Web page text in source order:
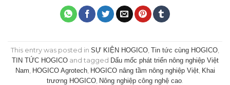
This entry was posted in SỰ KIỆN HOGICO Tin tức cùng HOGICO
TIN TỨC HOGICOand tagged Dấu mốc phát triển nông nghiệp Việt
Nam HOGICO Agrotech, HOGICO nâng tầm nông nghiệp Việt, Khai
trương HOGICO Nông nghiệp công nghệ cao